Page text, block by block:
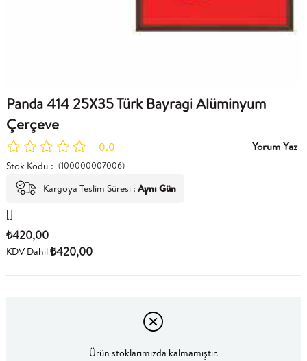
Panda 414 25X35 Türk Bayragi Alüminyum
Çerçeve
0.0 Yorum Yaz
Stok Kodu (100000007006)
Kargoya Teslim Süresi : Aynı Gün
[]
₺420,00
KDV Dahil₺420,00
Ürün stoklarımızda kalmamıştır.